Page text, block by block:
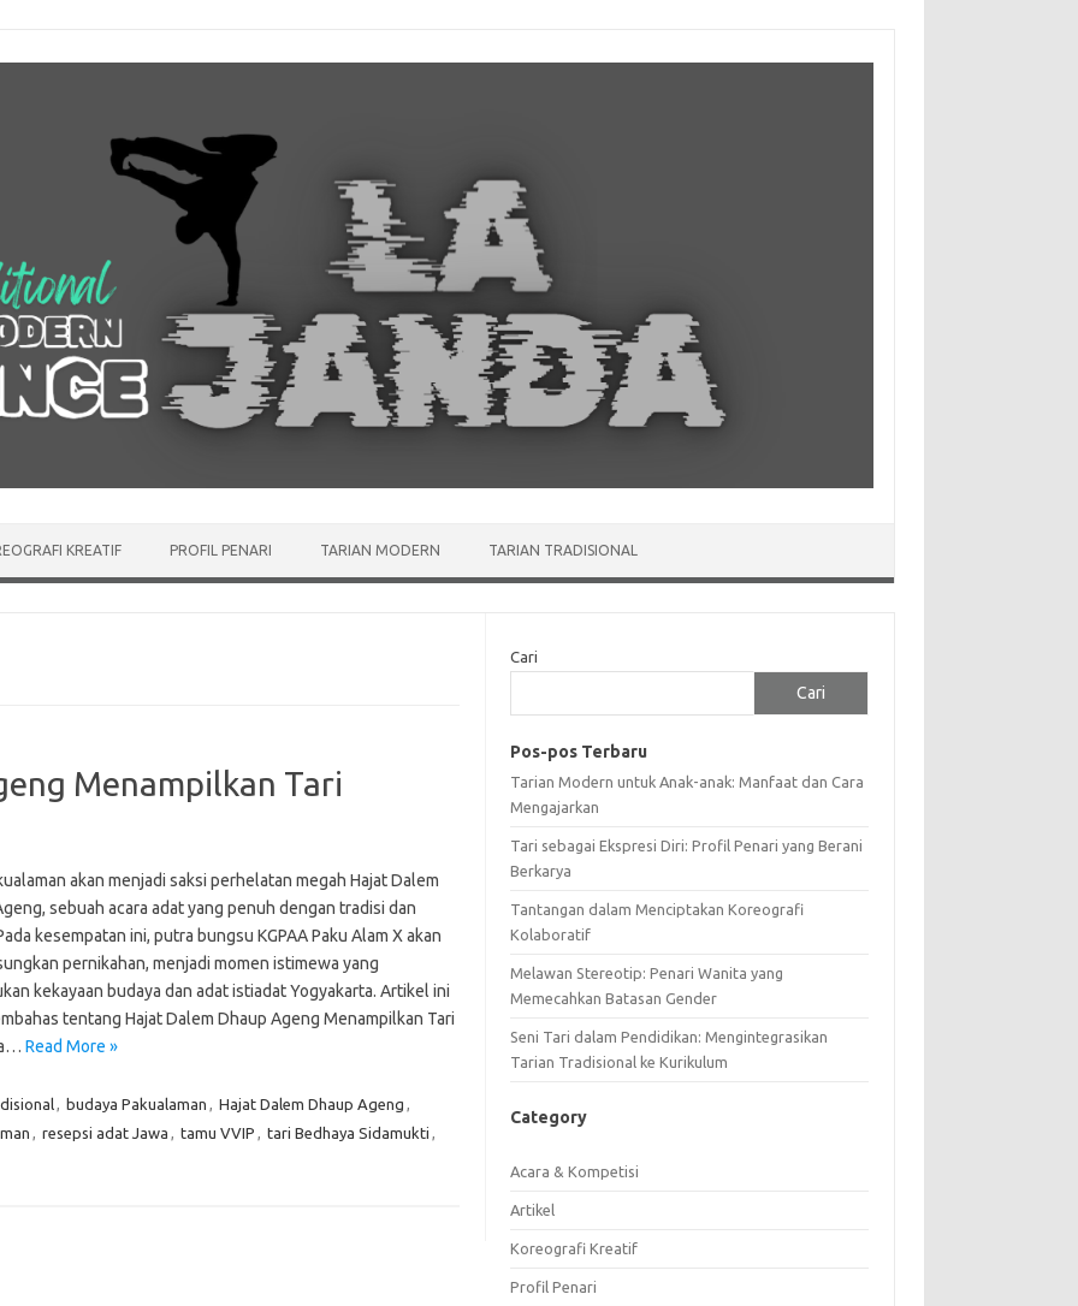
KREATIF PROFIL PENARI TARIAN MODERN TARIAN TRADISIONAL
Menampilkan Tari
akan menjadi saksi perhelatan megah Hajat Dalem
sebuah acara adat yang penuh dengan tradisi dan
kesempatan ini, putra bungsu KGPAA Paku Alam X akan
pernikahan, menjadi momen istimewa yang
kekayaan budaya dan adat istiadat Yogyakarta. Artikel ini
tentang Hajat Dalem Dhaup Ageng Menampilkan Tari
Read More »
, budaya Pakualaman , Hajat Dalem Dhaup Ageng ,
, resepsi adat Jawa , tamu VVIP , tari Bedhaya Sidamukti ,
Cari
Cari
Pos-pos Terbaru
Tarian Modern untuk Anak-anak: Manfaat dan Cara
Mengajarkan
Tari sebagai Ekspresi Diri: Profil Penari yang Berani
Berkarya
Tantangan dalam Menciptakan Koreografi
Kolaboratif
Melawan Stereotip: Penari Wanita yang
Memecahkan Batasan Gender
Seni Tari dalam Pendidikan: Mengintegrasikan
Tarian Tradisional ke Kurikulum
Category
Acara & Kompetisi
Artikel
Koreografi Kreatif
Profil Penari